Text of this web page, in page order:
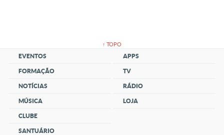
↑ TOPO
EVENTOS
FORMAÇÃO
NOTÍCIAS
MÚSICA
CLUBE
SANTUÁRIO
APPS
TV
RÁDIO
LOJA